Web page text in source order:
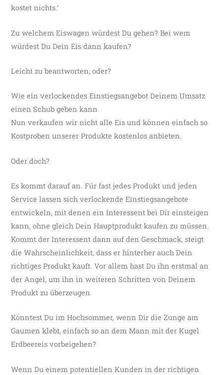
kostet nichts.‘
Zu welchem Eiswagen würdest Du gehen? Bei wem
würdest Du Dein Eis dann kaufen?
Leicht zu beantworten, oder?
Wie ein verlockendes Einstiegsangebot Deinem Umsatz
einen Schub geben kann
Nun verkaufen wir nicht alle Eis und können einfach so
Kostproben unserer Produkte kostenlos anbieten.
Oder doch?
Es kommt darauf an. Für fast jedes Produkt und jeden
Service lassen sich verlockende Einstiegsangebote
entwickeln, mit denen ein Interessent bei Dir einsteigen
kann, ohne gleich Dein Hauptprodukt kaufen zu müssen.
Kommt der Interessent dann auf den Geschmack, steigt
die Wahrscheinlichkeit, dass er hinterher auch Dein
richtiges Produkt kauft. Vor allem hast Du ihn erstmal an
der Angel, um ihn in weiteren Schritten von Deinem
Produkt zu überzeugen.
Könntest Du im Hochsommer, wenn Dir die Zunge am
Gaumen klebt, einfach so an dem Mann mit der Kugel
Erdbeereis vorbeigehen?
Wenn Du einem potentiellen Kunden in der richtigen